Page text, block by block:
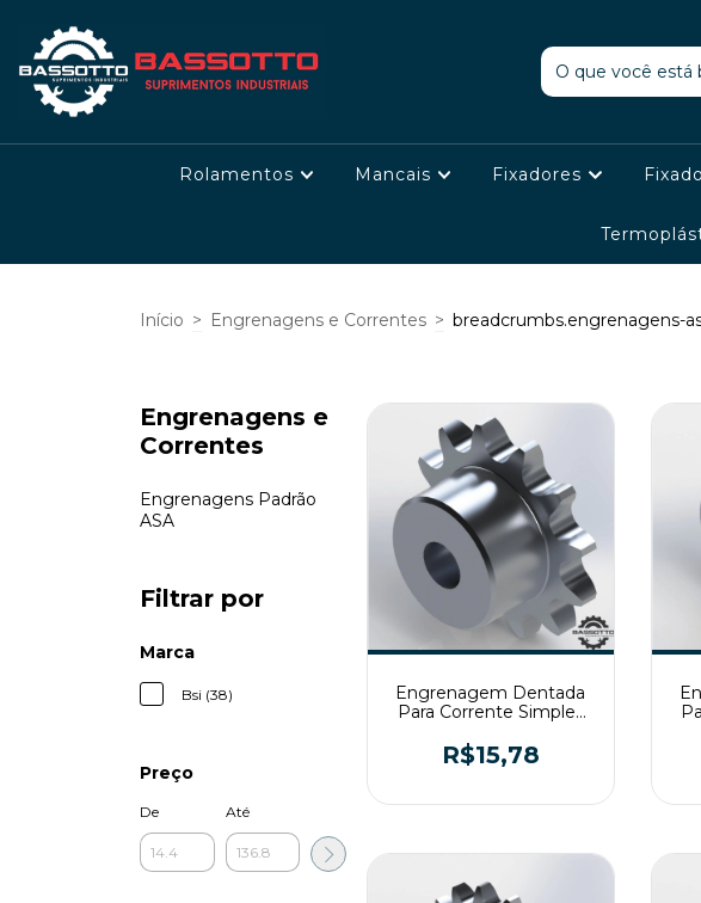
Rolamentos Mancais Fixadores
Início > Engrenagens e Correntes > breadcrumbs.engrenagens-
Engrenagens e
Correntes
Engrenagens Padrão
ASA
Filtrar por
Marca
Bsi (38)
Preço
De Até
Engrenagem Dentada
Para Corrente Simples
R$15,78